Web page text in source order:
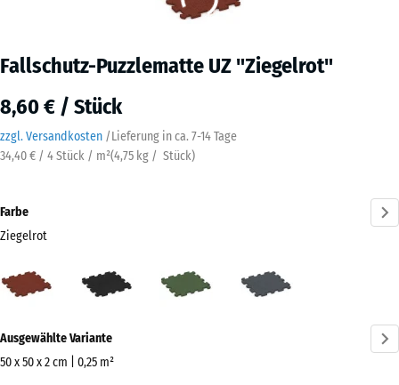
Fallschutz-Puzzlematte UZ "Ziegelrot"
8,60 € / Stück
zzgl. Versandkosten /Lieferung in ca. 7-14 Tage
34,40 € / 4 Stück / m²(4,75 kg / Stück)
Farbe
Ziegelrot
(active)
Informationen
zu
Ausgewählte Variante
50 x 50 x 2 cm | 0,25 m²